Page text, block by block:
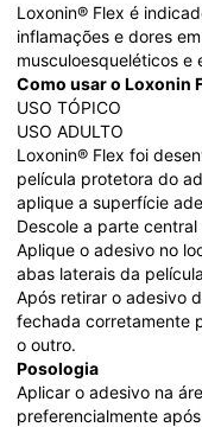
Loxonin® Flex é
inflamações e dores
musculoesqueléticos e
Como usar o Loxonin
USO TÓPICO
USO ADULTO
Loxonin® Flex foi
película protetora do
aplique a superfície
Descole a parte
Aplique o adesivo no
abas laterais da
Após retirar o adesivo
fechada corretamente
o outro.
Posologia
Aplicar o adesivo na
preferencialmente